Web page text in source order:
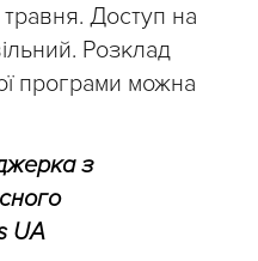
Доступ на
Розклад
програми можна
з
UA